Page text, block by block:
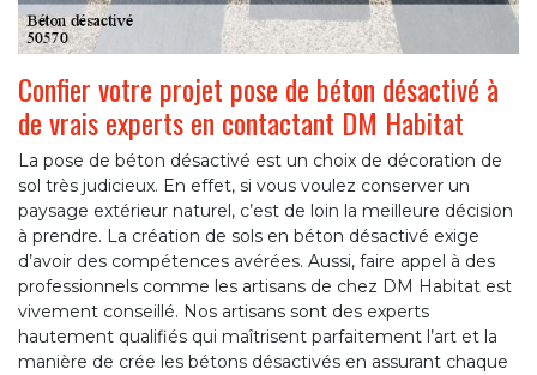
Confier votre projet pose de béton désactivé à
de vrais experts en contactant DM Habitat
La pose de béton désactivé est un choix de décoration de
sol très judicieux. En effet, si vous voulez conserver un
paysage extérieur naturel, c’est de loin la meilleure décision
à prendre. La création de sols en béton désactivé exige
d’avoir des compétences avérées. Aussi, faire appel à des
professionnels comme les artisans de chez DM Habitat est
vivement conseillé. Nos artisans sont des experts
hautement qualifiés qui maîtrisent parfaitement l’art et la
manière de crée les bétons désactivés en assurant chaque